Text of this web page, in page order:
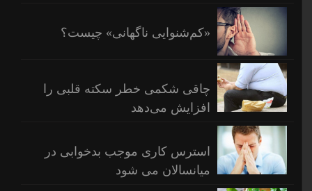
«کم‌شنوایی ناگهانی» چیست؟
چاقی شکمی خطر سکته قلبی را
افزایش می‌دهد
استرس کاری موجب بدخوابی در
میانسالان می شود